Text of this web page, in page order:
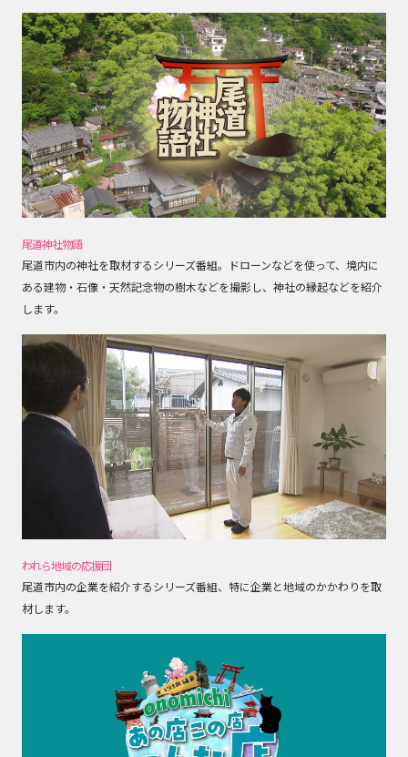
尾道神社物語
尾道市内の神社を取材するシリーズ番組。ドローンなどを使って、境内に
ある建物・石像・天然記念物の樹木などを撮影し、神社の縁起などを紹介
します。
われら地域の応援団
尾道市内の企業を紹介するシリーズ番組、特に企業と地域のかかわりを取
材します。